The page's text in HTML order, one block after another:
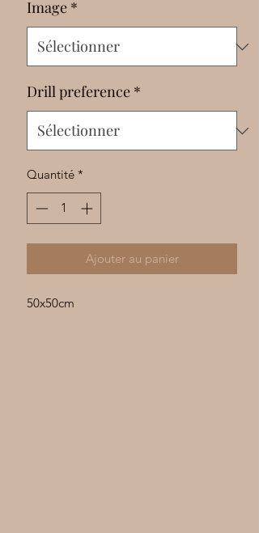
Image *
Drill preference *
Quantité *
Ajouter au panier
50x50cm